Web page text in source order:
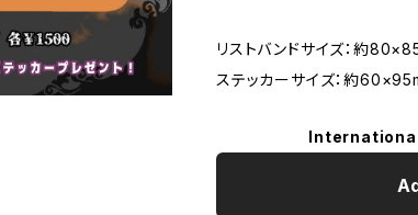
リストバンドサイズ：約
ステッカーサイズ：約